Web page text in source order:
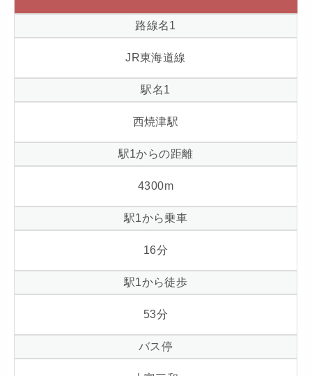
路線名1
JR東海道線
駅名1
西焼津駅
駅1からの距離
4300m
駅1から乗車
16分
駅1から徒歩
53分
バス停